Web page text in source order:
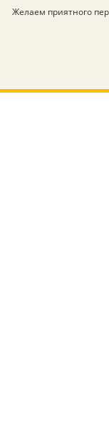
Желаем приятного